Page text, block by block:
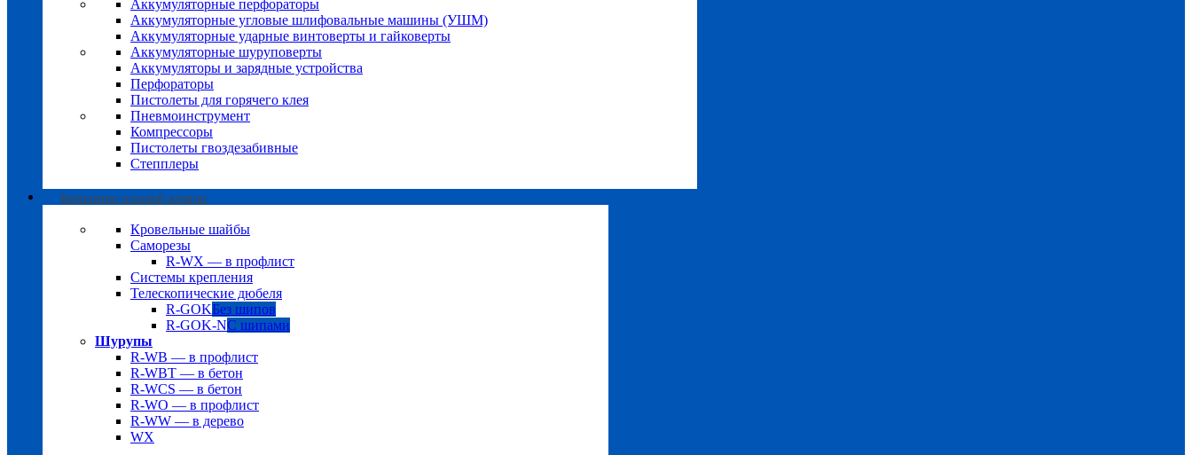
Аккумуляторные перфораторы
Аккумуляторные угловые шлифовальные машины (УШМ)
Аккумуляторные ударные винтоверты и гайковерты
Аккумуляторные шуруповерты
Аккумуляторы и зарядные устройства
Перфораторы
Пистолеты для горячего клея
Пневмоинструмент
Компрессоры
Пистолеты гвоздезабивные
Степплеры
Крепление плоской кровли
Кровельные шайбы
Саморезы
R-WX — в профлист
Системы крепления
Телескопические дюбеля
R-GOKБез шипов
R-GOK-NС шипами
Шурупы
R-WB — в профлист
R-WBT — в бетон
R-WCS — в бетон
R-WO — в профлист
R-WW — в дерево
WX